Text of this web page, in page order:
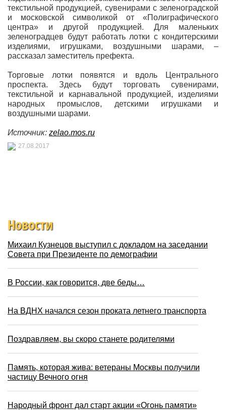
текстильной продукцией, сувенирами с зеленоградской
и московской символикой от «Полиграфического
центра» и другой продукцией. Для маленьких
зеленоградцев будут работать лотки с кондитерскими
изделиями, игрушками, воздушными шарами, –
рассказал заместитель префекта.
Торговые лотки появятся и вдоль Центрального
проспекта. Здесь будут торговать сувенирами,
текстильной и карнавальной продукцией, изделиями
народных промыслов, детскими игрушками и
воздушными шарами.
Источник: zelao.mos.ru
27.08.2017
Новости
Михаил Кузнецов выступил с докладом на заседании
Совета при Президенте по демографии
В России, как говорится, две беды…
На ВДНХ начался сезон проката летнего транспорта
Поздравляем, вы скоро станете родителями
Память, которая жива: ветераны Москвы получили
частицу Вечного огня
Народный фронт дал старт акции «Огонь памяти»